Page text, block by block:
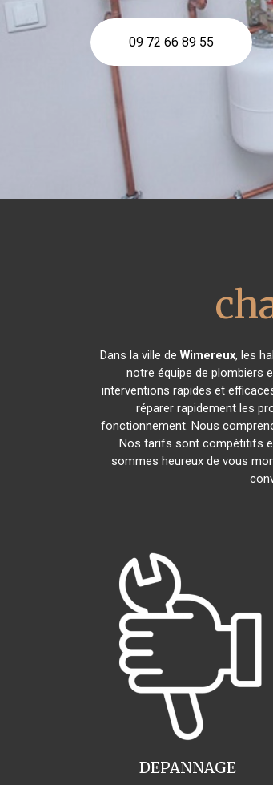
09 72 66 89 55
Dans la ville de Wimereux, les
notre équipe de plombiers
interventions rapides et
réparer rapidement les
fonctionnement. Nous
Nos tarifs sont compétitifs
sommes heureux de vous
DEPANNAGE